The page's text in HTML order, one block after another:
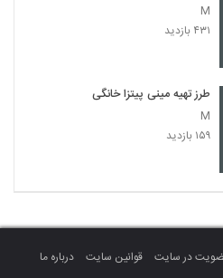
M
۴۳۱ بازدید
طرز تهیه مینی پیتزا خانگی
M
۱۵۹ بازدید
در سایت قوانین سایت
درباره ما